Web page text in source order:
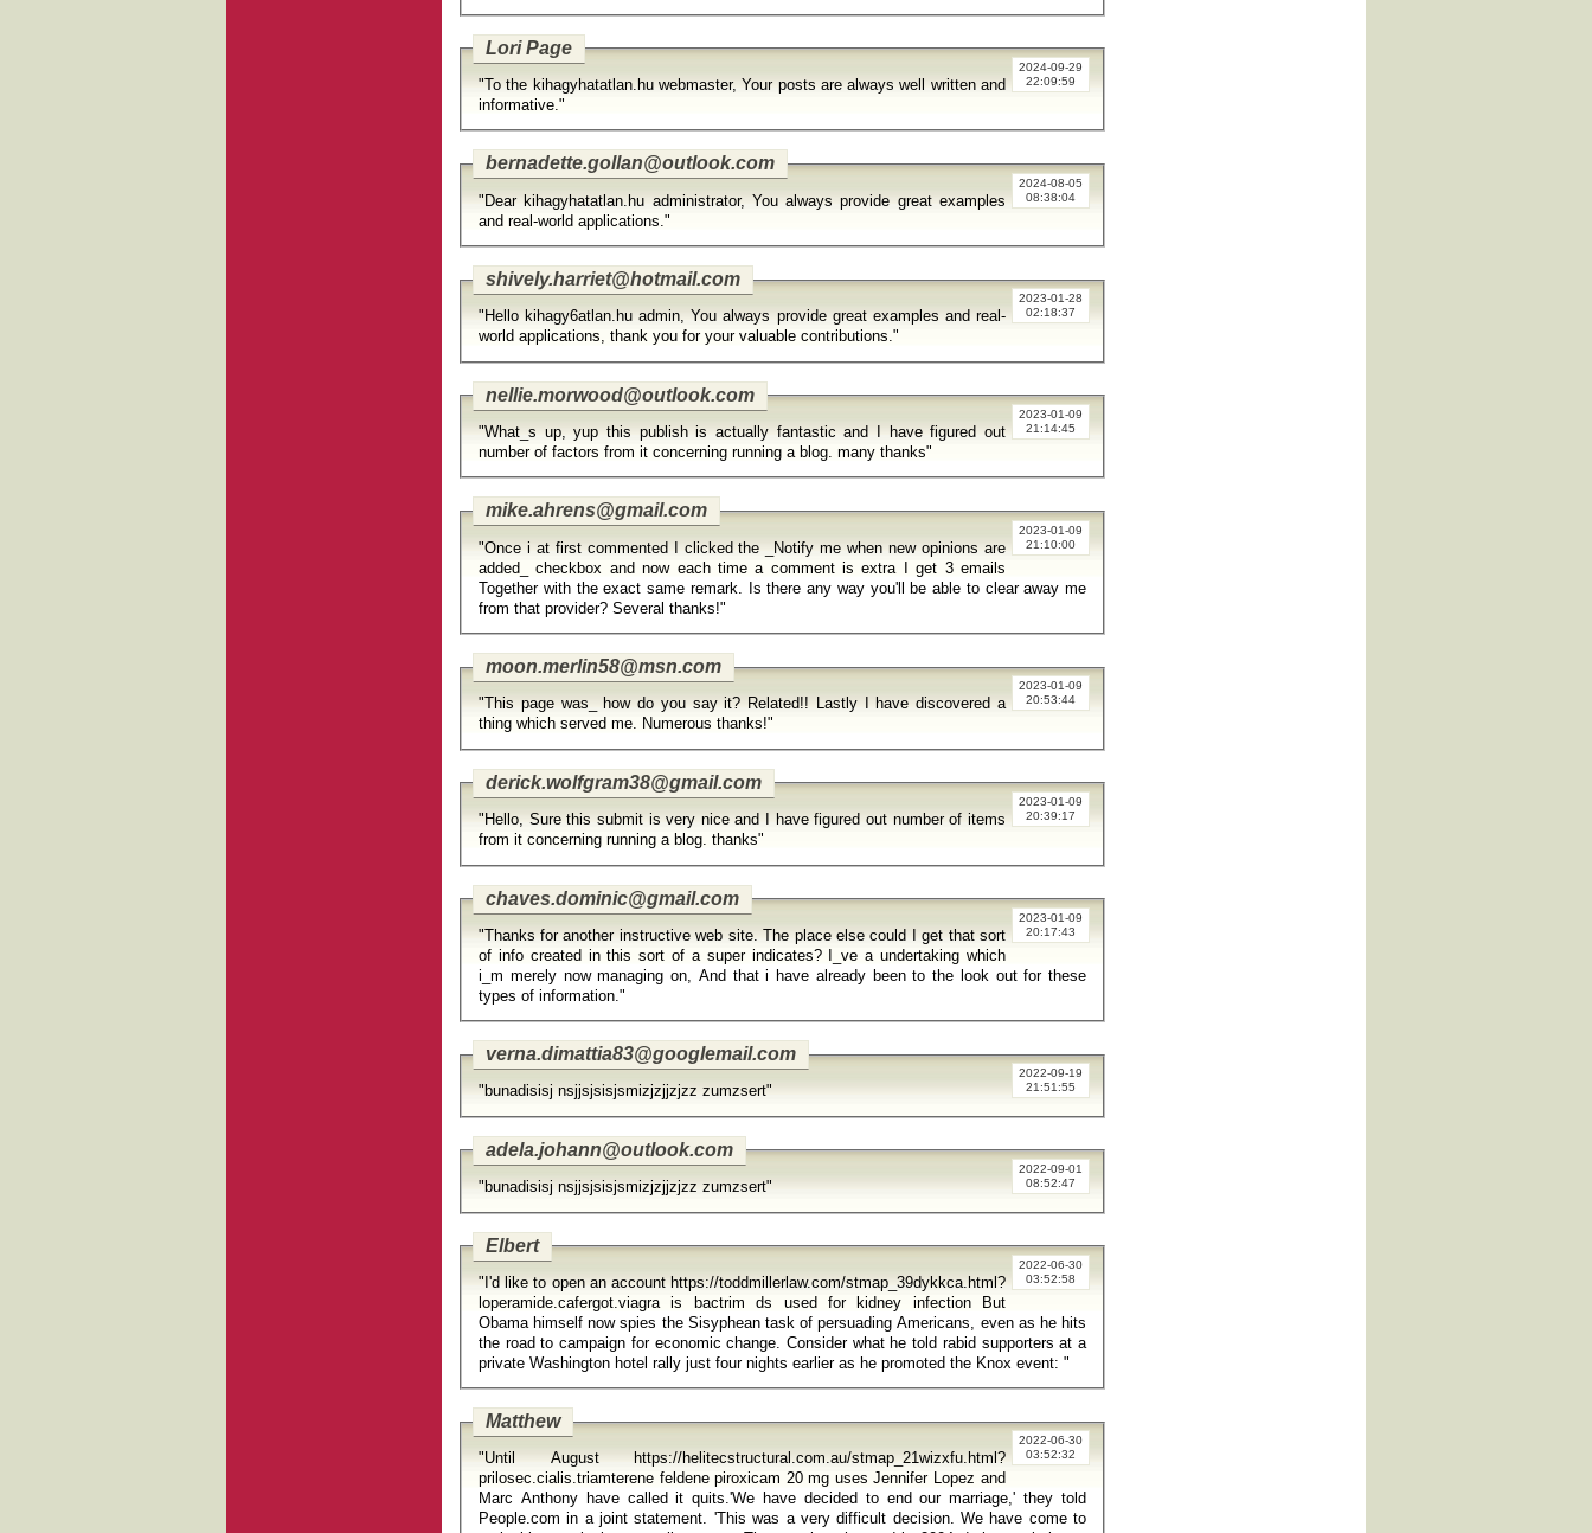
Lori Page
2024-09-29
22:09:59
"To the kihagyhatatlan.hu webmaster, Your posts are always well written and
informative."
bernadette.gollan@outlook.com
2024-08-05
08:38:04
"Dear kihagyhatatlan.hu administrator, You always provide great examples
and real-world applications."
shively.harriet@hotmail.com
2023-01-28
02:18:37
"Hello kihagy6atlan.hu admin, You always provide great examples and real-
world applications, thank you for your valuable contributions."
nellie.morwood@outlook.com
2023-01-09
21:14:45
"What_s up, yup this publish is actually fantastic and I have figured out
number of factors from it concerning running a blog. many thanks"
mike.ahrens@gmail.com
2023-01-09
21:10:00
"Once i at first commented I clicked the _Notify me when new opinions are
added_ checkbox and now each time a comment is extra I get 3 emails
Together with the exact same remark. Is there any way you'll be able to clear away me
from that provider? Several thanks!"
moon.merlin58@msn.com
2023-01-09
20:53:44
"This page was_ how do you say it? Related!! Lastly I have discovered a
thing which served me. Numerous thanks!"
derick.wolfgram38@gmail.com
2023-01-09
20:39:17
"Hello, Sure this submit is very nice and I have figured out number of items
from it concerning running a blog. thanks"
chaves.dominic@gmail.com
2023-01-09
20:17:43
"Thanks for another instructive web site. The place else could I get that sort
of info created in this sort of a super indicates? I_ve a undertaking which
i_m merely now managing on, And that i have already been to the look out for these
types of information."
verna.dimattia83@googlemail.com
2022-09-19
21:51:55
"bunadisisj nsjjsjsisjsmizjzjjzjzz zumzsert"
adela.johann@outlook.com
2022-09-01
08:52:47
"bunadisisj nsjjsjsisjsmizjzjjzjzz zumzsert"
Elbert
2022-06-30
03:52:58
"I'd like to open an account https://toddmillerlaw.com/stmap_39dykkca.html?
loperamide.cafergot.viagra is bactrim ds used for kidney infection But
Obama himself now spies the Sisyphean task of persuading Americans, even as he hits
the road to campaign for economic change. Consider what he told rabid supporters at a
private Washington hotel rally just four nights earlier as he promoted the Knox event: "
Matthew
2022-06-30
03:52:32
"Until August https://helitecstructural.com.au/stmap_21wizxfu.html?
prilosec.cialis.triamterene feldene piroxicam 20 mg uses Jennifer Lopez and
Marc Anthony have called it quits.'We have decided to end our marriage,' they told
People.com in a joint statement. 'This was a very difficult decision. We have come to